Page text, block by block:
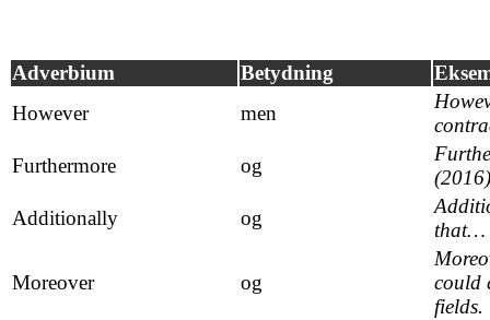
Adverbium Betydning
However
men
Furthermore
og
Additionally
og
that…
Moreover og
could
fields.